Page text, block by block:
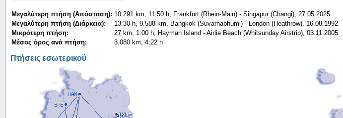
Μεγαλύτερη πτήση (Απόσταση): 10.291 km, 11:50 h, Frankfurt (Rhein-Main) - Singapur (Changi), 27.05.2025
Μεγαλύτερη πτήση (Διάρκεια):
13:30 h, 9.588 km, Bangkok (Suvarnabhumi) - London (Heathrow), 16.08.1992
Μικρότερη πτήση:
27 km, 1:00 h, Hayman Island - Airlie Beach (Whitsunday Airstrip), 03.11.2005
Μέσος όρος ανά πτήση:
3.080 km, 4:22 h
Πτήσεις εσωτερικού